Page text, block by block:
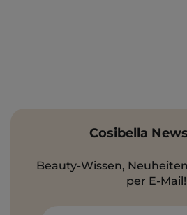
Cosibella
Beauty-Wissen,
per E-Mail!